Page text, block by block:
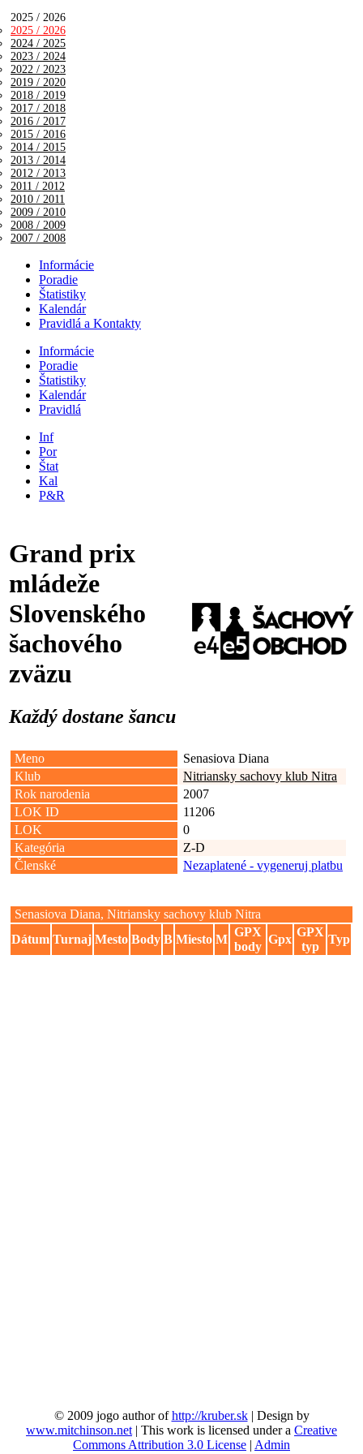
2025 / 2026
2025 / 2026
2024 / 2025
2023 / 2024
2022 / 2023
2019 / 2020
2018 / 2019
2017 / 2018
2016 / 2017
2015 / 2016
2014 / 2015
2013 / 2014
2012 / 2013
2011 / 2012
2010 / 2011
2009 / 2010
2008 / 2009
2007 / 2008
Informácie
Poradie
Štatistiky
Kalendár
Pravidlá a Kontakty
Informácie
Poradie
Štatistiky
Kalendár
Pravidlá
Inf
Por
Štat
Kal
P&R
Grand prix
mládeže
Slovenského
šachového
zväzu
Každý dostane šancu
Meno
Senasiova Diana
Klub
Nitriansky sachovy klub Nitra
Rok narodenia
2007
LOK ID
11206
LOK
0
Kategória
Z-D
Členské
Nezaplatené - vygeneruj platbu
Senasiova Diana, Nitriansky sachovy klub Nitra
Dátum Turnaj Mesto Body B Miesto M
GPX
body
Gpx
GPX
typ
Typ
© 2009 jogo author ofhttp://kruber.sk| Design by
www.mitchinson.net | This work is licensed under a Creative
Commons Attribution 3.0 License | Admin